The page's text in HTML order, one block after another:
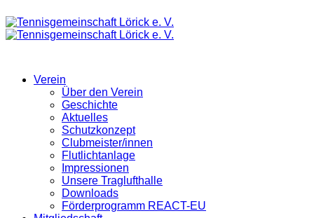
Verein
Über den Verein
Geschichte
Aktuelles
Schutzkonzept
Clubmeister/innen
Flutlichtanlage
Impressionen
Unsere Traglufthalle
Downloads
Förderprogramm REACT-EU